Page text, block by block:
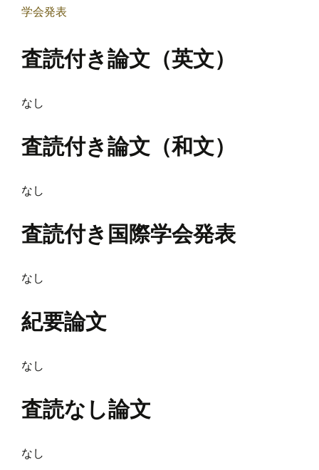
学会発表
査読付き論文（英文）
なし
査読付き論文（和文）
なし
査読付き国際学会発表
なし
紀要論文
なし
査読なし論文
なし